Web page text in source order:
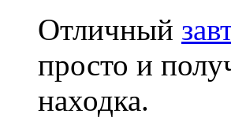
Отличный
просто и
находка.